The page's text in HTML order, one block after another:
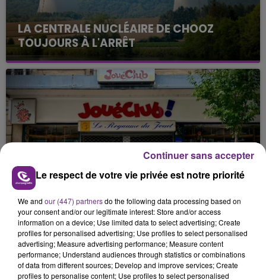
LA CENTRALE NUCLÉAIRE DE CHOOZ
TOUJOURS À L'ARRÊT
Cela fait déjà une semaine que la centrale
nucléaire ardennaise est à l'arrêt. Une situation
justifiée par la sécheresse intense qui est toujours
présente.
LE MAGASIN JOUÉCLUB DE REIMS FERME
SES PORTES
C'était l'une des institutions du centre-ville
rémois. Le magasin JouéClub est contraint de
fermer ses portes.
TITRES DIFFUSÉS
Le respect de votre vie privée est notre priorité
We and our (447) partnersdo the following data processing based on
your consent and/or our legitimate interest: Store and/or access
information on a device; Use limited data to select advertising; Create
profiles for personalised advertising; Use profiles to select personalised
advertising; Measure advertising performance; Measure content
performance; Understand audiences through statistics or combinations
of data from different sources; Develop and improve services; Create
profiles to personalise content; Use profiles to select personalised
Continuer sans accepter